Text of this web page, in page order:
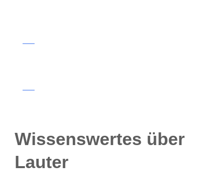
Wissenswertes über
Lauter